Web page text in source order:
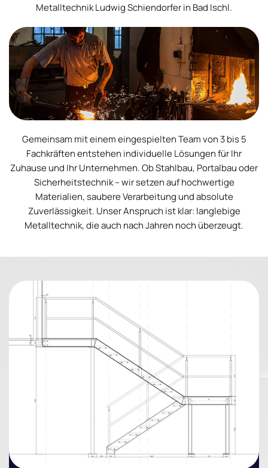
Metalltechnik Ludwig Schiendorfer in Bad Ischl.
Gemeinsam mit einem eingespielten Team von 3 bis 5
Fachkräften entstehen individuelle Lösungen für Ihr
Zuhause und Ihr Unternehmen. Ob Stahlbau, Portalbau oder
Sicherheitstechnik – wir setzen auf hochwertige
Materialien, saubere Verarbeitung und absolute
Zuverlässigkeit. Unser Anspruch ist klar: langlebige
Metalltechnik, die auch nach Jahren noch überzeugt.